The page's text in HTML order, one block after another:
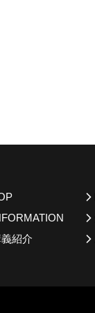
紹介